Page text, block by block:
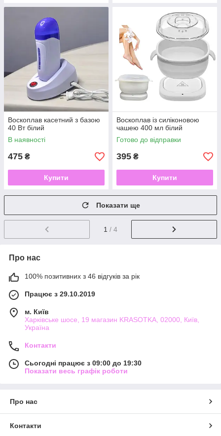
Воскоплав касетний з базою
40 Вт білий
В наявності
475 ₴
Купити
Воскоплав із силіконовою
чашею 400 мл білий
Готово до відправки
395 ₴
Купити
Показати ще
1 / 4
Про нас
100% позитивних з 46 відгуків за рік
Працює з 29.10.2019
м. Київ
Харківське шосе, 19 магазин KRASOTKA, 02000, Київ,
Україна
Контакти
Сьогодні працює з 09:00 до 19:30
Показати весь графік роботи
Про нас
Контакти